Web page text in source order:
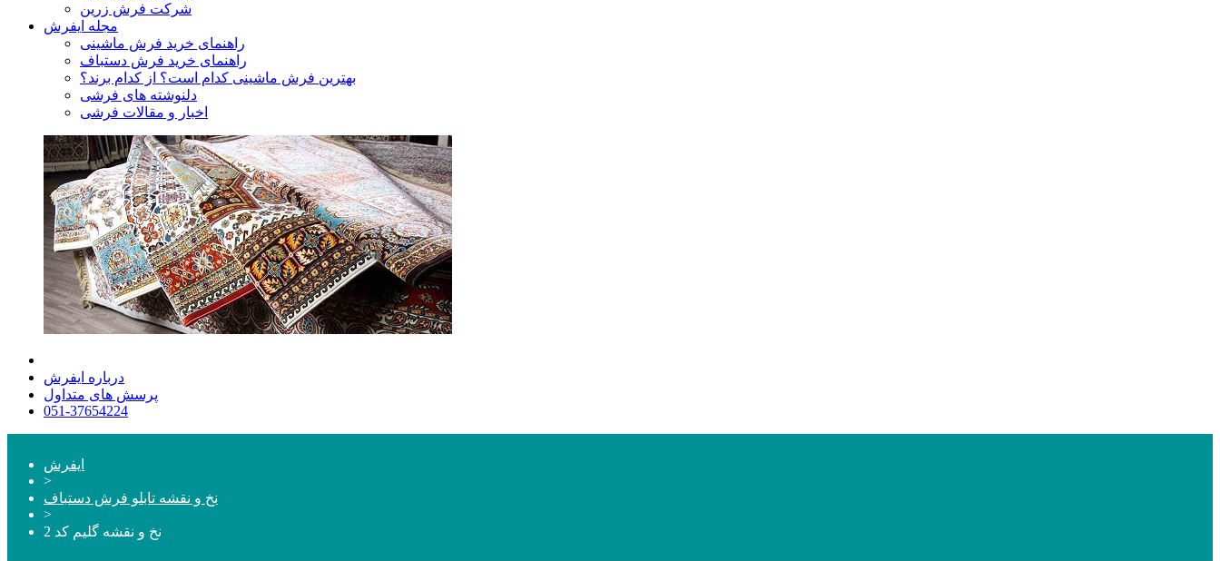
شرکت فرش زرین
مجله ایفرش
راهنمای خرید فرش ماشینی
راهنمای خرید فرش دستباف
بهترین فرش ماشینی کدام است؟ از کدام برند؟
دلنوشته های فرشی
اخبار و مقالات فرشی
درباره ایفرش
پرسش های متداول
051-37654224
ایفرش
>
نخ و نقشه تابلو فرش دستباف
>
نخ و نقشه گلیم کد 2